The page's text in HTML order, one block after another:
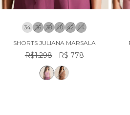
34 36 38 40 42 44
SHORTS JULIANA MARSALA
R$1.298 R$ 778